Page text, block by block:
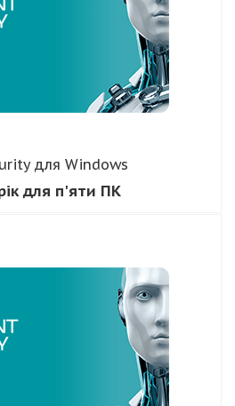
для Windows
для п'яти ПК